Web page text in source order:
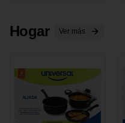
Hogar Ver más